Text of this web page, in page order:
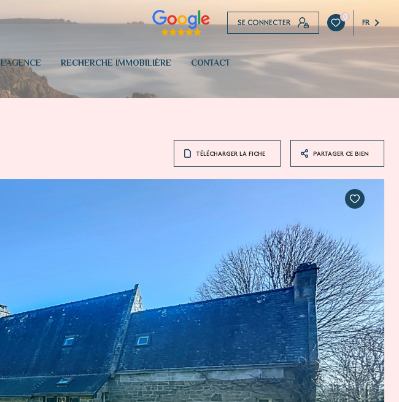
SE CONNECTER 0 FR
L'AGENCE RECHERCHE IMMOBILIÈRE CONTACT
TÉLÉCHARGER LA FICHE PARTAGER CE BIEN